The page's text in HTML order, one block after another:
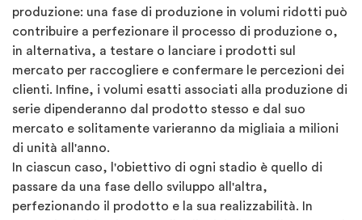
produzione: una fase di produzione in volumi ridotti può
contribuire a perfezionare il processo di produzione o,
in alternativa, a testare o lanciare i prodotti sul
mercato per raccogliere e confermare le percezioni dei
clienti. Infine, i volumi esatti associati alla produzione di
serie dipenderanno dal prodotto stesso e dal suo
mercato e solitamente varieranno da migliaia a milioni
di unità all'anno.
In ciascun caso, l'obiettivo di ogni stadio è quello di
passare da una fase dello sviluppo all'altra,
perfezionando il prodotto e la sua realizzabilità. In